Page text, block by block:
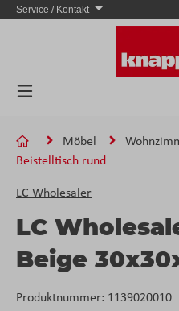
Zum Hauptinhalt springen
Service / Kontakt
Möbel
Beistelltisch rund
LC Wholesaler
LC
Beige
Produktnummer: 1139020010